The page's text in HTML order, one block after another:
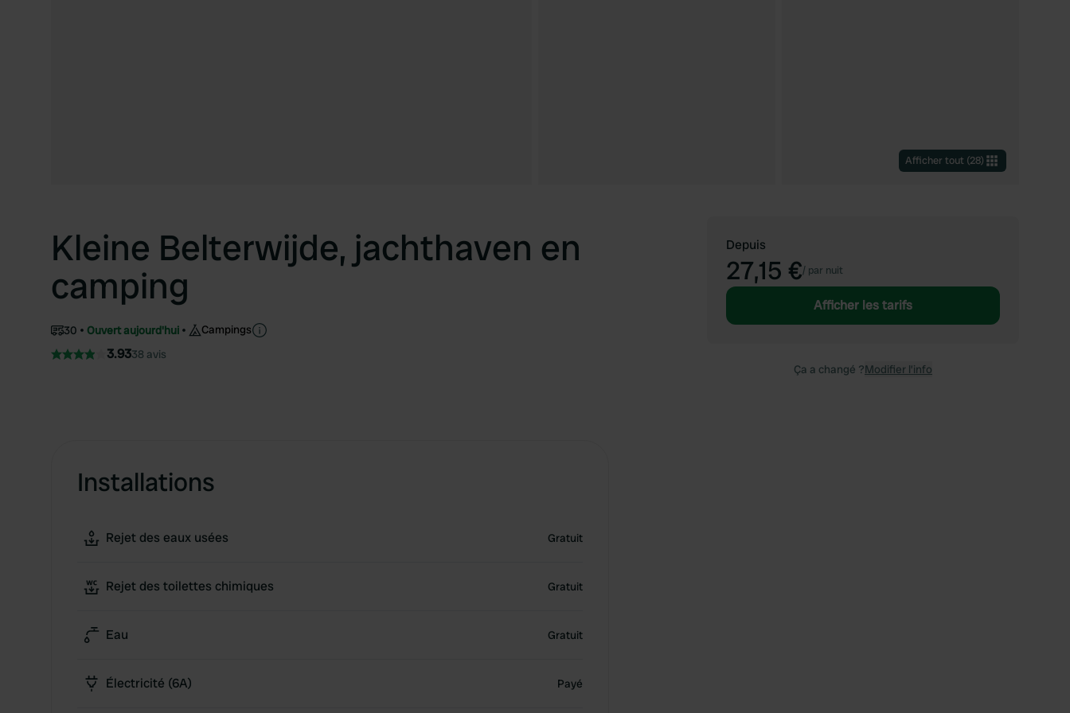
Afficher tout (28)
Kleine Belterwijde, jachthaven en
camping
30 Ouvert aujourd'hui Campings
3.9338 avis
Installations
Rejet des eaux usées Gratuit
Rejet des toilettes chimiques Gratuit
Eau Gratuit
Électricité (6A) Payé
Depuis
27,15 €/ par nuit
Afficher les tarifs
Ça a changé ?Modifier l’info